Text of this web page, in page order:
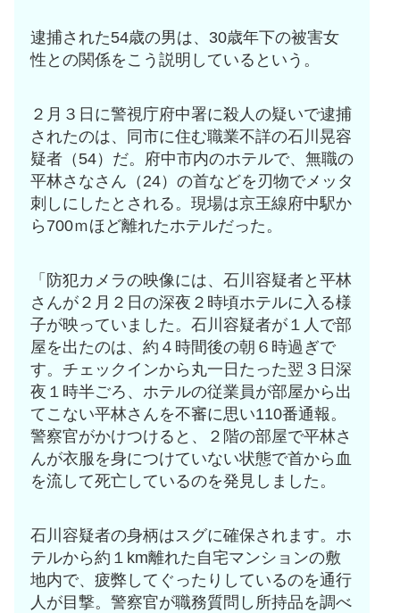
逮捕された54歳の男は、30歳年下の被害女
性との関係をこう説明しているという。
２月３日に警視庁府中署に殺人の疑いで逮捕
されたのは、同市に住む職業不詳の石川晃容
疑者（54）だ。府中市内のホテルで、無職の
平林さなさん（24）の首などを刃物でメッタ
刺しにしたとされる。現場は京王線府中駅か
ら700ｍほど離れたホテルだった。
「防犯カメラの映像には、石川容疑者と平林
さんが２月２日の深夜２時頃ホテルに入る様
子が映っていました。石川容疑者が１人で部
屋を出たのは、約４時間後の朝６時過ぎで
す。チェックインから丸一日たった翌３日深
夜１時半ごろ、ホテルの従業員が部屋から出
てこない平林さんを不審に思い110番通報。
警察官がかけつけると、２階の部屋で平林さ
んが衣服を身につけていない状態で首から血
を流して死亡しているのを発見しました。
石川容疑者の身柄はスグに確保されます。ホ
テルから約１km離れた自宅マンションの敷
地内で、疲弊してぐったりしているのを通行
人が目撃。警察官が職務質問し所持品を調べ